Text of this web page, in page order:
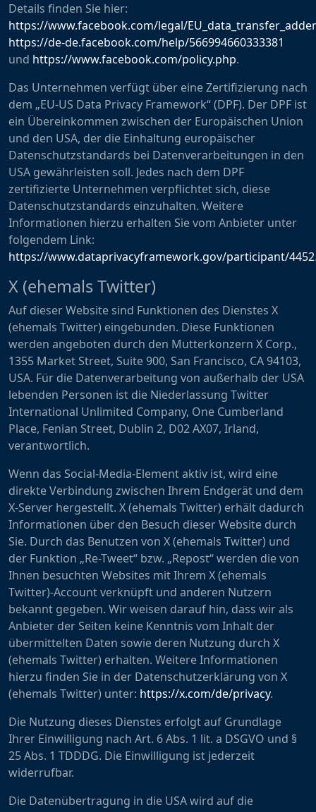
Details finden Sie hier:
https://www.facebook.com/legal/
https://de-de.facebook.com/help/566994660333381
und https://www.facebook.com/policy.php.
Das Unternehmen verfügt über eine Zertifizierung nach
dem „EU-US Data Privacy Framework“ (DPF). Der DPF ist
ein Übereinkommen zwischen der Europäischen Union
und den USA, der die Einhaltung europäischer
Datenschutzstandards bei Datenverarbeitungen in den
USA gewährleisten soll. Jedes nach dem DPF
zertifizierte Unternehmen verpflichtet sich, diese
Datenschutzstandards einzuhalten. Weitere
Informationen hierzu erhalten Sie vom Anbieter unter
folgendem Link:
https://www.dataprivacyframework.gov/participant/4452
X (ehemals Twitter)
Auf dieser Website sind Funktionen des Dienstes X
(ehemals Twitter) eingebunden. Diese Funktionen
werden angeboten durch den Mutterkonzern X Corp.,
1355 Market Street, Suite 900, San Francisco, CA 94103,
USA. Für die Datenverarbeitung von außerhalb der USA
lebenden Personen ist die Niederlassung Twitter
International Unlimited Company, One Cumberland
Place, Fenian Street, Dublin 2, D02 AX07, Irland,
verantwortlich.
Wenn das Social-Media-Element aktiv ist, wird eine
direkte Verbindung zwischen Ihrem Endgerät und dem
X-Server hergestellt. X (ehemals Twitter) erhält dadurch
Informationen über den Besuch dieser Website durch
Sie. Durch das Benutzen von X (ehemals Twitter) und
der Funktion „Re-Tweet“ bzw. „Repost“ werden die von
Ihnen besuchten Websites mit Ihrem X (ehemals
Twitter)-Account verknüpft und anderen Nutzern
bekannt gegeben. Wir weisen darauf hin, dass wir als
Anbieter der Seiten keine Kenntnis vom Inhalt der
übermittelten Daten sowie deren Nutzung durch X
(ehemals Twitter) erhalten. Weitere Informationen
hierzu finden Sie in der Datenschutzerklärung von X
(ehemals Twitter) unter: https://x.com/de/privacy.
Die Nutzung dieses Dienstes erfolgt auf Grundlage
Ihrer Einwilligung nach Art. 6 Abs. 1 lit. a DSGVO und §
25 Abs. 1 TDDDG. Die Einwilligung ist jederzeit
widerrufbar.
Die Datenübertragung in die USA wird auf die